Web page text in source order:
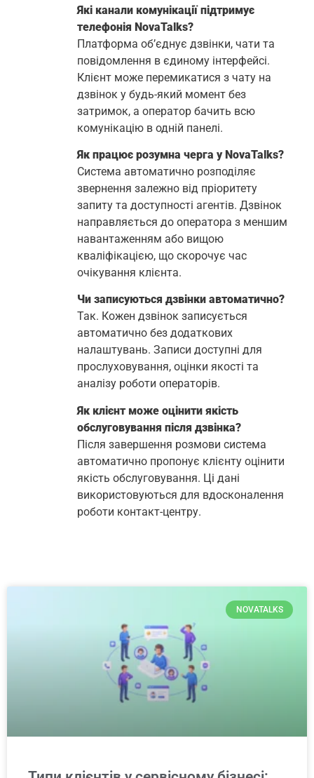
Які канали комунікації підтримує
телефонія NovaTalks?
Платформа об’єднує дзвінки, чати та
повідомлення в єдиному інтерфейсі.
Клієнт може перемикатися з чату на
дзвінок у будь-який момент без
затримок, а оператор бачить всю
комунікацію в одній панелі.
Як працює розумна черга у NovaTalks?
Система автоматично розподіляє
звернення залежно від пріоритету
запиту та доступності агентів. Дзвінок
направляється до оператора з меншим
навантаженням або вищою
кваліфікацією, що скорочує час
очікування клієнта.
Чи записуються дзвінки автоматично?
Так. Кожен дзвінок записується
автоматично без додаткових
налаштувань. Записи доступні для
прослуховування, оцінки якості та
аналізу роботи операторів.
Як клієнт може оцінити якість
обслуговування після дзвінка?
Після завершення розмови система
автоматично пропонує клієнту оцінити
якість обслуговування. Ці дані
використовуються для вдосконалення
роботи контакт-центру.
NOVATALKS